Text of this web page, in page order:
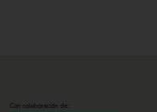
Con colaboración de: